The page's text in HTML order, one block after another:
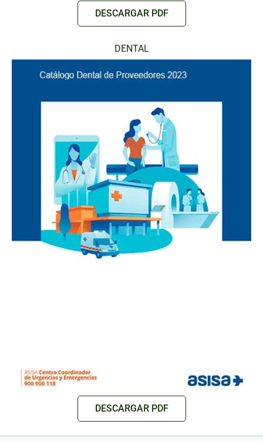
DESCARGAR PDF
DENTAL
DESCARGAR PDF